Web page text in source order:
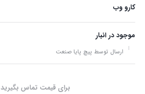
کارو وب
موجود در انبار
ارسال توسط پیچ پایا صنعت
برای قیمت تماس بگیرید